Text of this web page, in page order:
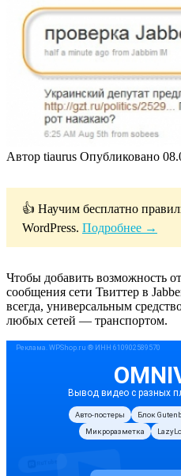
Автор tiaurus Опубликовано
👍 Научим бесплатно
WordPress. Подробнее →
Чтобы добавить возможность
сообщения сети Твиттер в
всегда, универсальным
любых сетей — транспортом.